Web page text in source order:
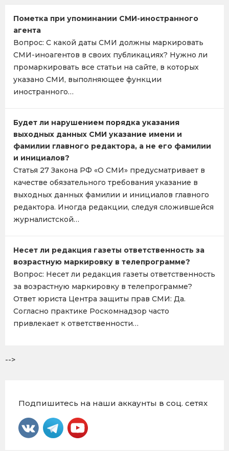
Пометка при упоминании СМИ-иностранного
агента
Вопрос: С какой даты СМИ должны маркировать
СМИ-иноагентов в своих публикациях? Нужно ли
промаркировать все статьи на сайте, в которых
указано СМИ, выполняющее функции
иностранного…
Будет ли нарушением порядка указания
выходных данных СМИ указание имени и
фамилии главного редактора, а не его фамилии
и инициалов?
Статья 27 Закона РФ «О СМИ» предусматривает в
качестве обязательного требования указание в
выходных данных фамилии и инициалов главного
редактора. Иногда редакции, следуя сложившейся
журналистской…
Несет ли редакция газеты ответственность за
возрастную маркировку в телепрограмме?
Вопрос: Несет ли редакция газеты ответственность
за возрастную маркировку в телепрограмме?
Ответ юриста Центра защиты прав СМИ: Да.
Согласно практике Роскомнадзор часто
привлекает к ответственности…
-->
Подпишитесь на наши аккаунты в соц. сетях